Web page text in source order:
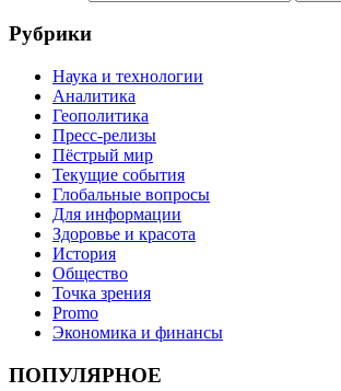
Рубрики
Наука и технологии
Аналитика
Геополитика
Пресс-релизы
Пёстрый мир
Текущие события
Глобальные вопросы
Для информации
Здоровье и красота
История
Общество
Точка зрения
Promo
Экономика и финансы
ПОПУЛЯРНОЕ